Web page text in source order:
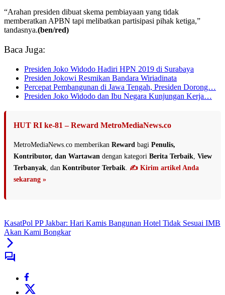
“Arahan presiden dibuat skema pembiayaan yang tidak
memberatkan APBN tapi melibatkan partisipasi pihak ketiga,”
tandasnya.(ben/red)
Baca Juga:
Presiden Joko Widodo Hadiri HPN 2019 di Surabaya
Presiden Jokowi Resmikan Bandara Wiriadinata
Percepat Pembangunan di Jawa Tengah, Presiden Dorong…
Presiden Joko Widodo dan Ibu Negara Kunjungan Kerja…
HUT RI ke-81 – Reward MetroMediaNews.co
MetroMediaNews.co memberikan Reward bagi Penulis,
Kontributor, dan Wartawan dengan kategori Berita Terbaik View
Terbanyak , dan Kontributor Terbaik ✍️ Kirim artikel Anda
sekarang »
KasatPol PP Jakbar: Hari Kamis Bangunan Hotel Tidak Sesuai IMB
Akan Kami Bongkar